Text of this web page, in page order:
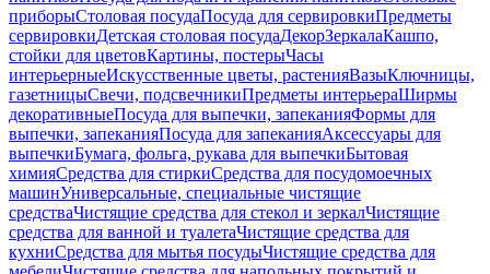
приборыСтоловая посудаПосуда для сервировкиПредметы
сервировкиДетская столовая посудаДекорЗеркалаКашпо,
стойки для цветовКартины, постерыЧасы
интерьерныеИскусственные цветы, растенияВазыКлючницы,
газетницыСвечи, подсвечникиПредметы интерьераШирмы
декоративныеПосуда для выпечки, запеканияФормы для
выпечки, запеканияПосуда для запеканияАксессуары для
выпечкиБумага, фольга, рукава для выпечкиБытовая
химияСредства для стиркиСредства для посудомоечных
машинУниверсальные, специальные чистящие
средстваЧистящие средства для стекол и зеркалЧистящие
средства для ванной и туалетаЧистящие средства для
кухниСредства для мытья посудыЧистящие средства для